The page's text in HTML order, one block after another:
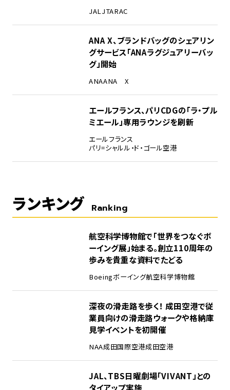
JAL JTARAC
ANA X、ブランドバッグのシェアリン
グサービス「ANAラグジュアリーバッ
グ」開始
ANAANA X
エールフランス、パリCDGの「ラ・プル
ミエール」専用ラウンジを刷新
エールフランス
パリ=シャルル・ド・ゴール空港
ランキング Ranking
航空科学博物館で「世界をつなぐボ
ーイング展」始まる。創立110周年の
歩みを貴重な資料でたどる
Boeingボーイング航空科学博物館
深夜の滑走路を歩く！ 成田空港で従
業員向けの滑走路ウォークや格納庫
見学イベントを初開催
NAA成田国際空港成田空港
JAL、TBS日曜劇場「VIVANT」との
タイアップ実施